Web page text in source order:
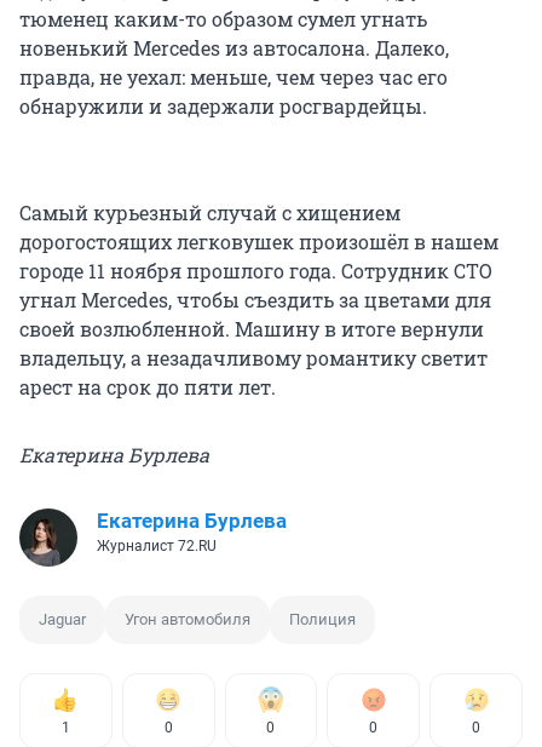
тюменец каким-то образом сумел угнать
новенький Mercedes из автосалона. Далеко,
правда, не уехал: меньше, чем через час его
обнаружили и задержали росгвардейцы.
Самый курьезный случай с хищением
дорогостоящих легковушек произошёл в нашем
городе 11 ноября прошлого года. Сотрудник СТО
угнал Mercedes, чтобы съездить за цветами для
своей возлюбленной. Машину в итоге вернули
владельцу, а незадачливому романтику светит
арест на срок до пяти лет.
Екатерина Бурлева
Екатерина Бурлева
Журналист 72.RU
Jaguar Угон автомобиля Полиция
1 0 0 0 0